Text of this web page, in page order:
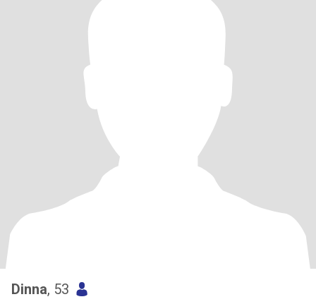
Dinna, 53